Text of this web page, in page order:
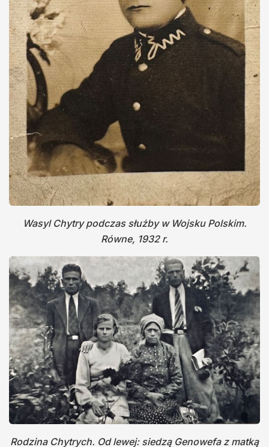
Wasyl Chytry podczas służby w Wojsku Polskim.
Równe, 1932 r.
Rodzina Chytrych. Od lewej: siedzą Genowefa z matką